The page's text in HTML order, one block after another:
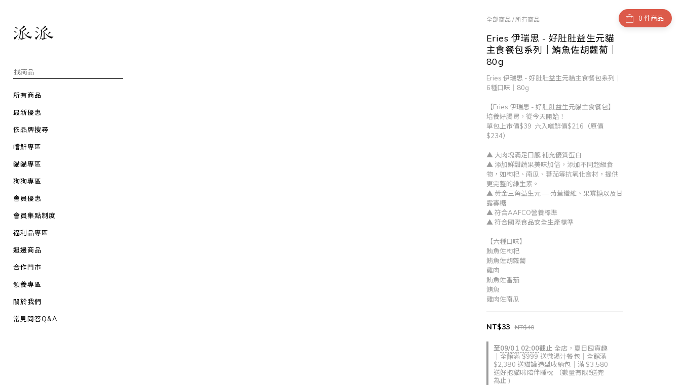
所有商品
最新優惠
依品牌搜尋
嚐鮮專區
貓貓專區
狗狗專區
會員優惠
會員集點制度
福利品專區
週邊商品
合作門市
領養專區
關於我們
常見問答Q&A
件商品
全部商品 /所有商品
Eries 伊瑞思 - 好肚肚益生元貓
主食餐包系列｜鮪魚佐胡蘿蔔｜
80g
Eries 伊瑞思 - 好肚肚益生元貓主食餐包系列｜
6種口味｜80g
【Eries 伊瑞思 - 好肚肚益生元貓主食餐包】
培養好腸胃，從今天開始！
單包上市價$39  六入嚐鮮價$216（原價
$234）
▲ 大肉塊滿足口感 補充優質蛋白
▲ 添加鮮甜蔬果美味加倍，添加不同超級食
物，如枸杞、南瓜、蕃茄等抗氧化食材，提供
更完整的維生素。
▲ 黃金三角益生元 — 菊苣纖維、果寡糖以及甘
露寡糖
▲ 符合AAFCO營養標準
▲ 符合國際食品安全生產標準
【六種口味】
鮪魚佐枸杞
鮪魚佐胡蘿蔔
雞肉
鮪魚佐番茄
鮪魚
雞肉佐南瓜
至09/01 02:00截止 全店，夏日囤貨趣
｜全館滿 $999 送微湯汁餐包｜全館滿
$2,380 送貓罐造型收納包｜滿 $3,580
送好抱貓咪陪伴睡枕 （數量有限❗送完
為止 )
NT$40
NT$33